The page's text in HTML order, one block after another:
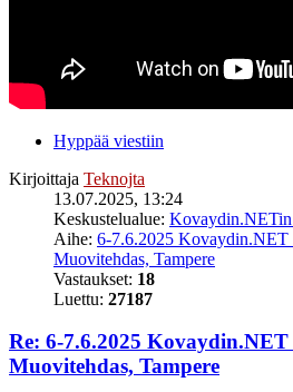
Hyppää viestiin
Kirjoittaja Teknojta
13.07.2025, 13:24
Keskustelualue: Kovaydin.NETin
Aihe: 6-7.6.2025
Muovitehdas, Tampere
Vastaukset: 18
Luettu: 27187
Re: 6-7.6.2025
Muovitehdas, Tampere